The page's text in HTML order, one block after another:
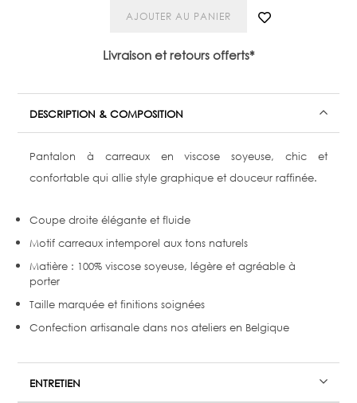
AJOUTER AU PANIER
Livraison et retours offerts*
DESCRIPTION & COMPOSITION
Pantalon à carreaux en viscose soyeuse, chic et
confortable qui allie style graphique et douceur raffinée.
Coupe droite élégante et fluide
Motif carreaux intemporel aux tons naturels
Matière : 100% viscose soyeuse, légère et agréable à
porter
Taille marquée et finitions soignées
Confection artisanale dans nos ateliers en Belgique
ENTRETIEN